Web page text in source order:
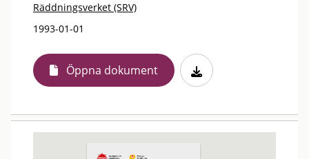
Räddningsverket (SRV)
1993-01-01
Öppna dokument